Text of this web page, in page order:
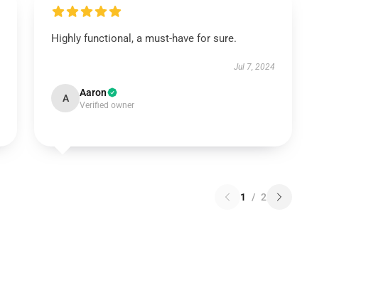
Highly functional, a must-have for sure.
Jul 7, 2024
A Aaron
Verified owner
1 / 2